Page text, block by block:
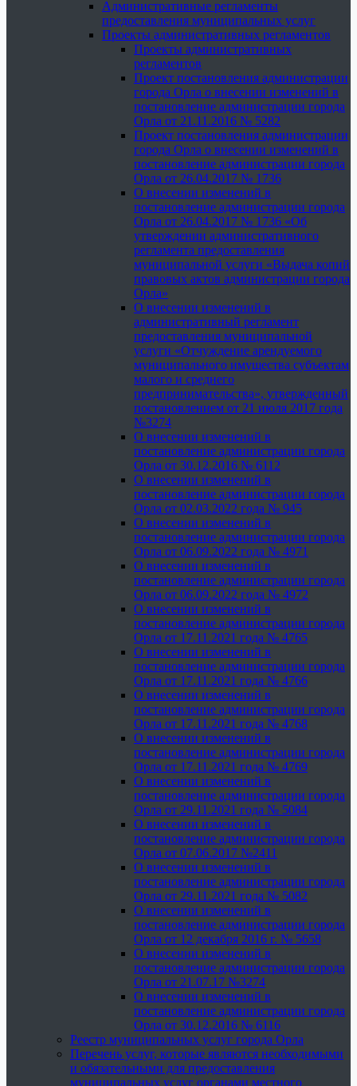
Административные регламенты
предоставления муниципальных услуг
Проекты административных регламентов
Проекты административных
регламентов
Проект постановления администрации
города Орла о внесении изменений в
постановление администрации города
Орла от 21.11.2016 № 5282
Проект постановления администрации
города Орла о внесении изменений в
постановление администрации города
Орла от 26.04.2017 № 1736
О внесении изменений в
постановление администрации города
Орла от 26.04.2017 № 1736 «Об
утверждении административного
регламента предоставления
муниципальной услуги «Выдача копий
правовых актов администрации города
Орла»
О внесении изменений в
административный регламент
предоставления муниципальной
услуги «Отчуждение арендуемого
муниципального имущества субъектам
малого и среднего
предпринимательства», утвержденный
постановлением от 21 июля 2017 года
№3274
О внесении изменений в
постановление администрации города
Орла от 30.12.2016 № 6112
О внесении изменений в
постановление администрации города
Орла от 02.03.2022 года № 945
О внесении изменений в
постановление администрации города
Орла от 06.09.2022 года № 4971
О внесении изменений в
постановление администрации города
Орла от 06.09.2022 года № 4972
О внесении изменений в
постановление администрации города
Орла от 17.11.2021 года № 4765
О внесении изменений в
постановление администрации города
Орла от 17.11.2021 года № 4766
О внесении изменений в
постановление администрации города
Орла от 17.11.2021 года № 4768
О внесении изменений в
постановление администрации города
Орла от 17.11.2021 года № 4769
О внесении изменений в
постановление администрации города
Орла от 29.11.2021 года № 5084
О внесении изменений в
постановление администрации города
Орла от 07.06.2017 №2411
О внесении изменений в
постановление администрации города
Орла от 29.11.2021 года № 5082
О внесении изменений в
постановление администрации города
Орла от 12 декабря 2016 г. № 5658
О внесении изменений в
постановление администрации города
Орла от 21.07.17 №3274
О внесении изменений в
постановление администрации города
Орла от 30.12.2016 № 6116
Реестр муниципальных услуг города Орла
Перечень услуг, которые являются необходимыми
и обязательными для предоставления
муниципальных услуг органами местного